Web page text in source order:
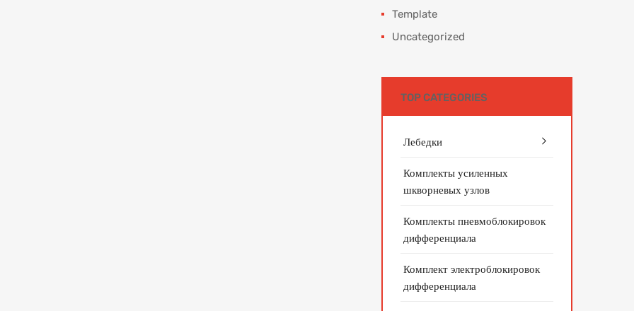
Template
Uncategorized
TOP CATEGORIES
Лебедки
Комплекты усиленных
шкворневых узлов
Комплекты пневмоблокировок
дифференциала
Комплект электроблокировок
дифференциала